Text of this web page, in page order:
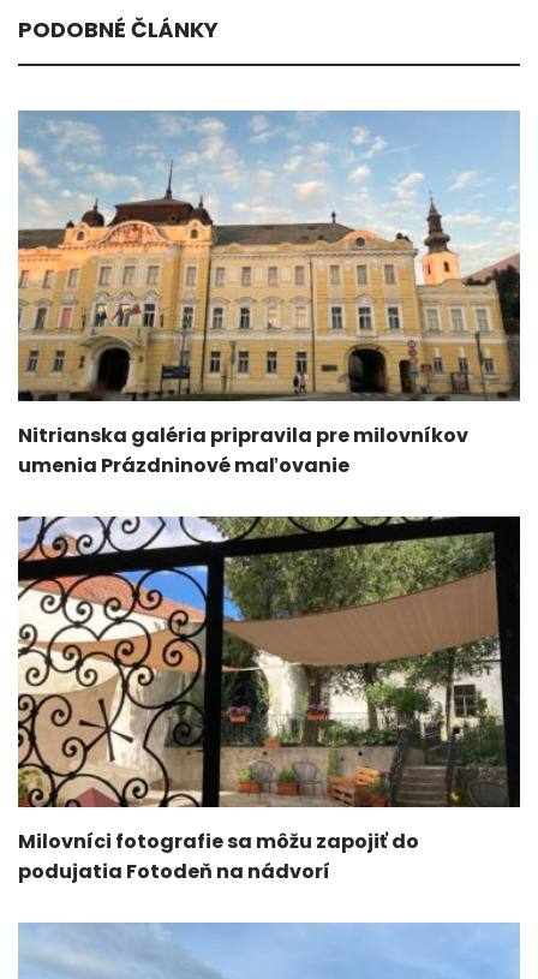
PODOBNÉ ČLÁNKY
Nitrianska galéria pripravila pre milovníkov
umenia Prázdninové maľovanie
Milovníci fotografie sa môžu zapojiť do
podujatia Fotodeň na nádvorí